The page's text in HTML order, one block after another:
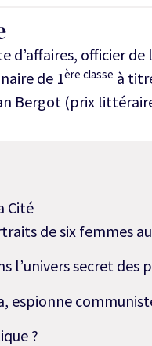
d’affaires, officier
de 1ère classe à
Bergot (prix
Cité
de six femmes
l’univers secret des
espionne
?